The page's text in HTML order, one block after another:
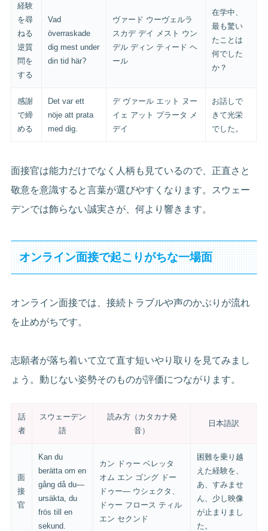
経験
を尋
ねる
逆質
問を
する
Vad
överraskade
dig mest under
din tid här?
ヴァード ウーヴェルラ
スカデ デイ メスト ウン
デル ディン ティード ヘ
ール
在学中、
最も驚い
たことは
何でした
か？
感謝
で締
める
Det var ett
nöje att prata
med dig.
デ ヴァール エット ヌー
イェ アット プラータ メ
デイ
お話しで
きて光栄
でした。
面接官は能力だけでなく人柄も見ているので、正直さと
敬意を意識すると言葉が選びやすくなります。スウェー
デンでは飾らない誠実さが、何より響きます。
オンライン面接で起こりがちな一場面
オンライン面接では、接続トラブルや声のかぶりが流れ
を止めがちです。
志願者が落ち着いて立て直す短いやり取りを見てみまし
ょう。動じない姿勢そのものが評価につながります。
話
者
スウェーデン
語
読み方（カタカナ発
音）
日本語訳
面
接
官
Kan du
berätta om en
gång då du—
ursäkta, du
frös till en
sekund.
カン ドゥー ベレッタ
オム エン ゴング ドー
ドゥー— ウシェクタ、
ドゥー フロース ティル
エン セクンド
困難を乗り越
えた経験を、
あ、すみませ
ん、少し映像
が止まりまし
た。